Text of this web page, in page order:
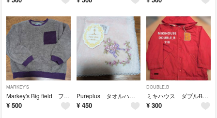
MARKEY'S
Markey's Big field フリース トレーナー 120cm ふわふわ
¥ 500
Pureplus タオルハンカチ レディース ピンク 花柄 ラメ
¥ 450
DOUBLE.B
ミキハウス ダブルB パーカー 110 ナイロンジャケット ウインドーブレーカー
¥ 300